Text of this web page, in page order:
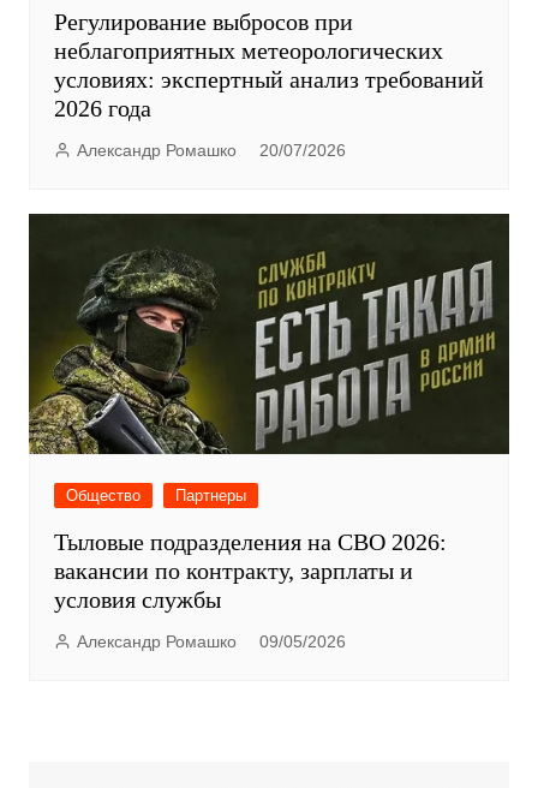
Регулирование выбросов при
неблагоприятных метеорологических
условиях: экспертный анализ требований
2026 года
Александр Ромашко 20/07/2026
Общество Партнеры
Тыловые подразделения на СВО 2026:
вакансии по контракту, зарплаты и
условия службы
Александр Ромашко 09/05/2026